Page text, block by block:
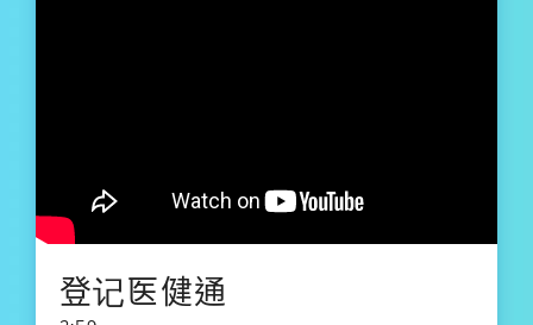
登记医健通